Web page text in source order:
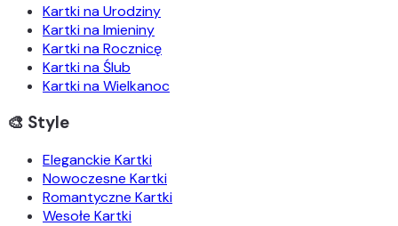
Kartki na Urodziny
Kartki na Imieniny
Kartki na Rocznicę
Kartki na Ślub
Kartki na Wielkanoc
🎨 Style
Eleganckie Kartki
Nowoczesne Kartki
Romantyczne Kartki
Wesołe Kartki